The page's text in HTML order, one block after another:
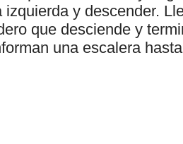
y descender.
que desciende y
una escalera